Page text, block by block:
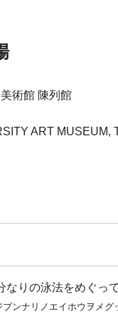
術館 陳列館
ART MUSEUM,
りの泳法をめぐって
ンナリノエイホウヲメグ